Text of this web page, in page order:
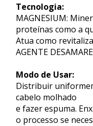
Tecnologia:
MAGNESIUM:
proteínas como a
Atua como
AGENTE
Modo de Usar:
Distribuir
cabelo molhado
e fazer espuma.
o processo se